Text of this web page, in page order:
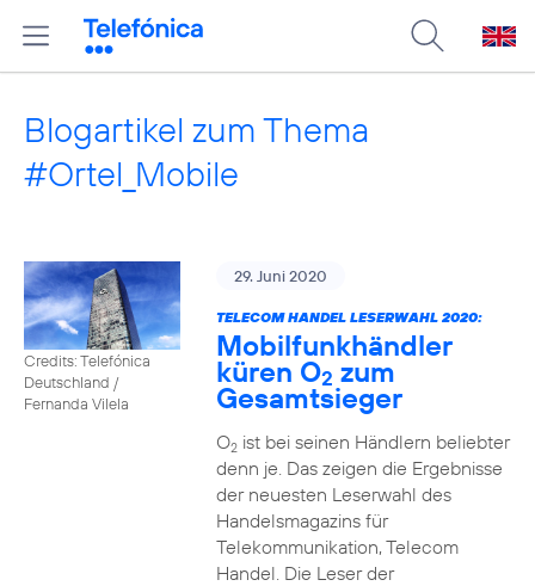
Blogartikel zum Thema
#Ortel_Mobile
Credits: Telefónica
Deutschland /
Fernanda Vilela
29. Juni 2020
TELECOM HANDEL LESERWAHL 2020:
Mobilfunkhändler
küren O2 zum
Gesamtsieger
O2ist bei seinen Händlern beliebter
denn je. Das zeigen die Ergebnisse
der neuesten Leserwahl des
Handelsmagazins für
Telekommunikation, Telecom
Handel. Die Leser der